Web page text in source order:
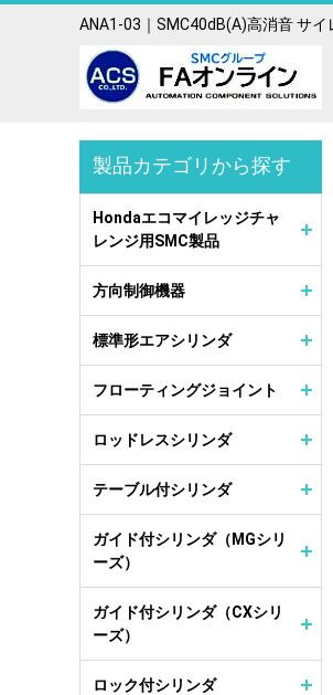
ANA1-03｜SMC40dB(A)高消音 サイ
製品カテゴリから探す
Hondaエコマイレッジチャ
レンジ用SMC製品
方向制御機器
標準形エアシリンダ
フローティングジョイント
ロッドレスシリンダ
テーブル付シリンダ
ガイド付シリンダ（MGシリ
ーズ）
ガイド付シリンダ（CXシリ
ーズ）
ロック付シリンダ